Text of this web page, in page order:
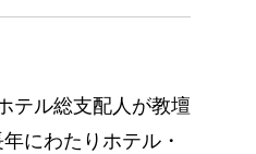
テル総支配人が教壇
にわたりホテル・